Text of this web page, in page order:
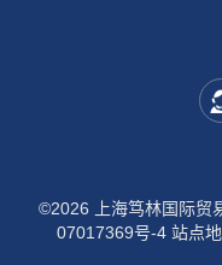
©2026 上海笃林国际贸
07017369号-4 站点